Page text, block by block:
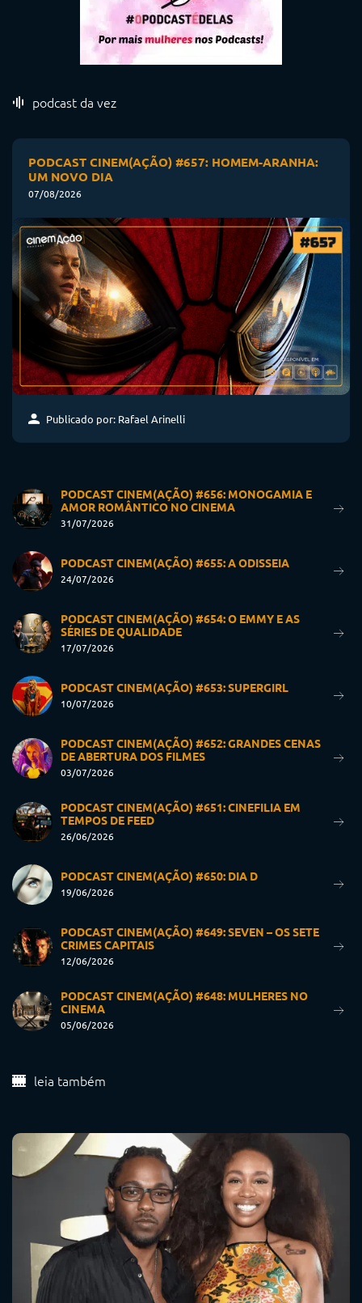
podcast da vez
PODCAST CINEM(AÇÃO) #657: HOMEM-ARANHA:
UM NOVO DIA
07/08/2026
Publicado por: Rafael Arinelli
PODCAST CINEM(AÇÃO) #656: MONOGAMIA E
AMOR ROMÂNTICO NO CINEMA
31/07/2026
PODCAST CINEM(AÇÃO) #655: A ODISSEIA
24/07/2026
PODCAST CINEM(AÇÃO) #654: O EMMY E AS
SÉRIES DE QUALIDADE
17/07/2026
PODCAST CINEM(AÇÃO) #653: SUPERGIRL
10/07/2026
PODCAST CINEM(AÇÃO) #652: GRANDES CENAS
DE ABERTURA DOS FILMES
03/07/2026
PODCAST CINEM(AÇÃO) #651: CINEFILIA EM
TEMPOS DE FEED
26/06/2026
PODCAST CINEM(AÇÃO) #650: DIA D
19/06/2026
PODCAST CINEM(AÇÃO) #649: SEVEN – OS SETE
CRIMES CAPITAIS
12/06/2026
PODCAST CINEM(AÇÃO) #648: MULHERES NO
CINEMA
05/06/2026
leia também